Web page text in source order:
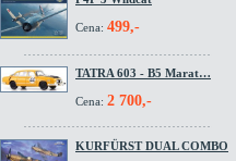
Cena: 499,-
TATRA 603 - B5 Marat…
Cena: 2 700,-
KURFÜRST DUAL COMBO